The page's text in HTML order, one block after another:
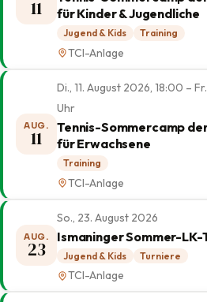
11
für Kinder & Jugendliche
Jugend & Kids Training
TCI-Anlage
AUG.
11
Di., 11. August 2026, 18:00 –
Uhr
Tennis-Sommercamp
für Erwachsene
Training
TCI-Anlage
AUG.
23
So., 23. August 2026
Ismaninger Sommer-LK-
Jugend & Kids Turniere
TCI-Anlage